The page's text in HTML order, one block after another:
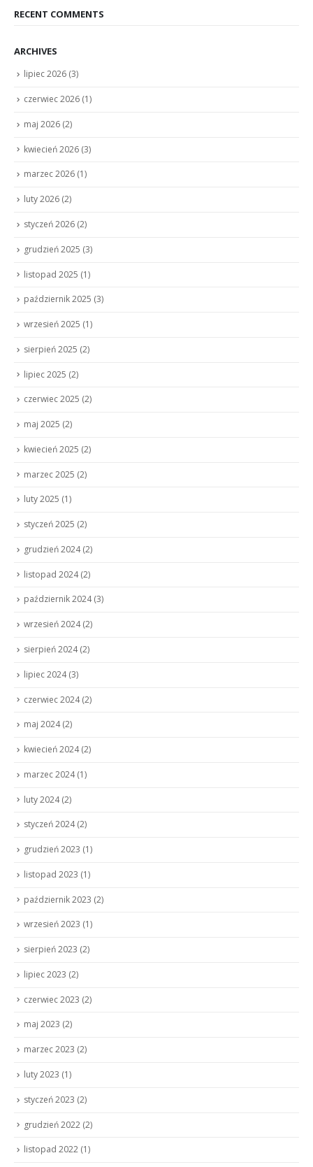
RECENT COMMENTS
ARCHIVES
lipiec 2026 (3)
czerwiec 2026 (1)
maj 2026 (2)
kwiecień 2026 (3)
marzec 2026 (1)
luty 2026 (2)
styczeń 2026 (2)
grudzień 2025 (3)
listopad 2025 (1)
październik 2025 (3)
wrzesień 2025 (1)
sierpień 2025 (2)
lipiec 2025 (2)
czerwiec 2025 (2)
maj 2025 (2)
kwiecień 2025 (2)
marzec 2025 (2)
luty 2025 (1)
styczeń 2025 (2)
grudzień 2024(2)
listopad 2024(2)
październik 2024(3)
wrzesień 2024(2)
sierpień 2024(2)
lipiec 2024(3)
czerwiec 2024(2)
maj 2024(2)
kwiecień 2024(2)
marzec 2024(1)
luty 2024(2)
styczeń 2024(2)
grudzień 2023 (1)
listopad 2023 (1)
październik 2023 (2)
wrzesień 2023 (1)
sierpień 2023 (2)
lipiec 2023 (2)
czerwiec 2023 (2)
maj 2023 (2)
marzec 2023 (2)
luty 2023 (1)
styczeń 2023 (2)
grudzień 2022 (2)
listopad 2022 (1)